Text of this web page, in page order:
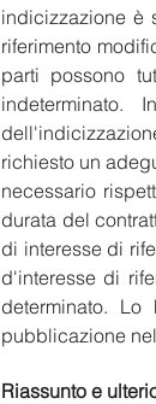
indicizzazione è
riferimento
parti possono
richiesto un
necessario
durata del
di interesse di
d'interesse di
determinato.
pubblicazione
Riassunto e